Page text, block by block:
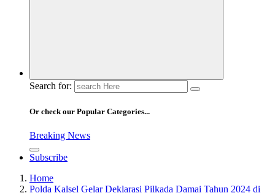
Search for:
Or check our Popular Categories...
Breaking News
Subscribe
Home
Polda Kalsel Gelar Deklarasi Pilkada Damai Tahun 2024 di